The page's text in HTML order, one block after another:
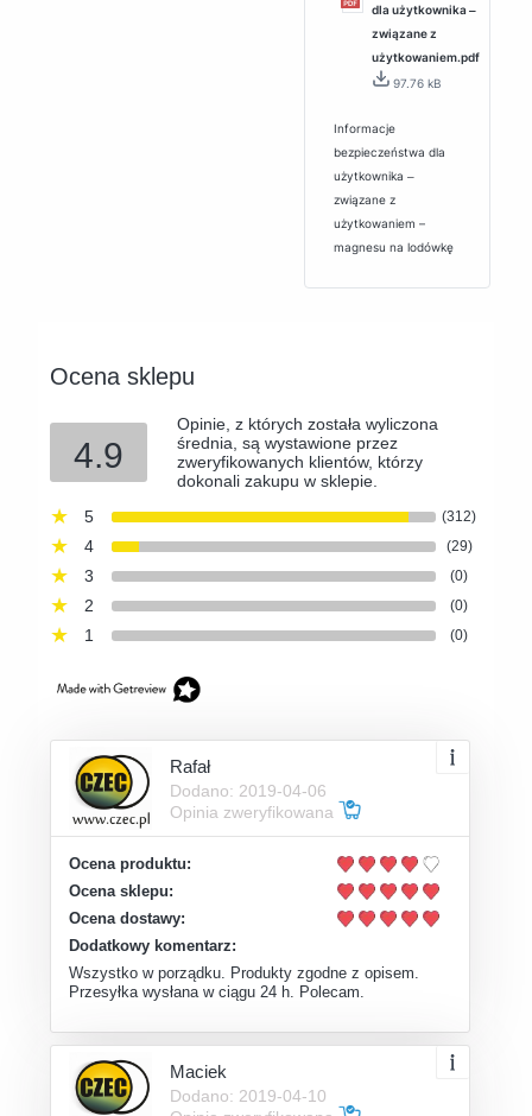
dla użytkownika ‒
związane z
użytkowaniem.pdf
97.76 kB
Informacje
bezpieczeństwa dla
użytkownika ‒
związane z
użytkowaniem –
magnesu na lodówkę
Ocena sklepu
4.9
Opinie, z których została wyliczona
średnia, są wystawione przez
zweryfikowanych klientów, którzy
dokonali zakupu w sklepie.
5
(312)
4 (29)
3 (0)
2 (0)
1 (0)
Rafał
Dodano: 2019-04-06
Opinia zweryfikowana
Ocena produktu:
Ocena sklepu:
Ocena dostawy:
Dodatkowy komentarz:
Wszystko w porządku. Produkty zgodne z opisem.
Przesyłka wysłana w ciągu 24 h. Polecam.
Maciek
Dodano: 2019-04-10